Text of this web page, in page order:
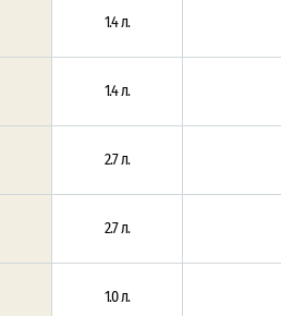
1.4 л.
1.4 л.
2.7 л.
2.7 л.
1.0 л.